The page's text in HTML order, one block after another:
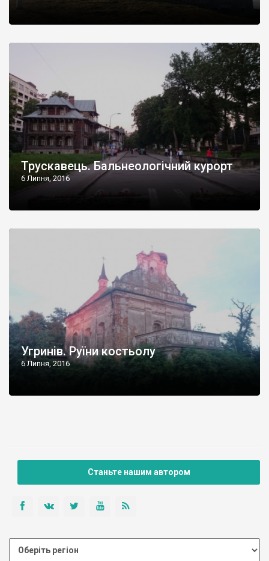
Трускавець. Бальнеологічний курорт
6 Липня, 2016
Угринів. Руїни костьолу
6 Липня, 2016
Станьте нашим автором